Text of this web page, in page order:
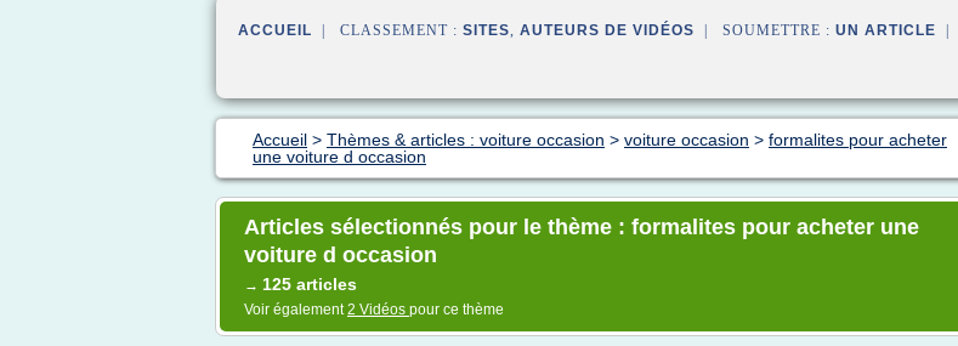
ACCUEIL | CLASSEMENT : SITES, AUTEURS DE VIDÉOS | SOUMETTRE : UN ARTICLE
Accueil > Thèmes & articles : voiture occasion > voiture occasion > formalites pour acheter
une voiture d occasion
Articles sélectionnés pour le thème : formalites pour acheter une
voiture d occasion
→ 125 articles
Voir également2 Vidéos pour ce thème